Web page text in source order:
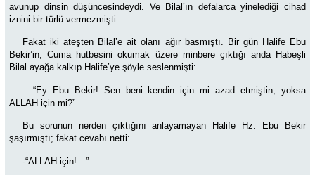
avunup dinsin düşüncesindeydi. Ve Bilal’ın defalarca yinelediği cihad
iznini bir türlü vermezmişti.
Fakat iki ateşten Bilal’e ait olanı ağır basmıştı. Bir gün Halife Ebu
Bekir’in, Cuma hutbesini okumak üzere minbere çıktığı anda Habeşli
Bilal ayağa kalkıp Halife’ye şöyle seslenmişti:
– “Ey Ebu Bekir! Sen beni kendin için mi azad etmiştin, yoksa
ALLAH için mi?”
Bu sorunun nerden çıktığını anlayamayan Halife Hz. Ebu Bekir
şaşırmıştı; fakat cevabı netti:
-“ALLAH için!…”